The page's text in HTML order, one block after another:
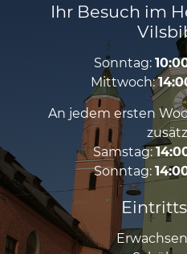
Ihr Besuch im
Sonntag:
Mittwoch:
An jedem ersten
Samstag:
Sonntag: